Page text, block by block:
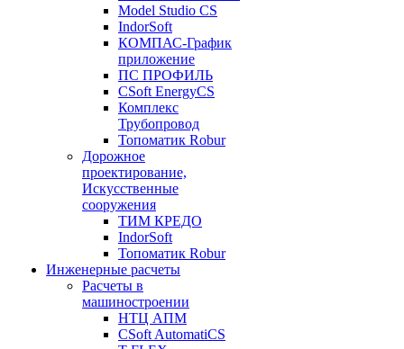
Model Studio CS
IndorSoft
КОМПАС-График
приложение
ПС ПРОФИЛЬ
CSoft EnergyCS
Комплекс
Трубопровод
Топоматик Robur
Дорожное
проектирование,
Искусственные
сооружения
ТИМ КРЕДО
IndorSoft
Топоматик Robur
Инженерные расчеты
Расчеты в
машиностроении
НТЦ АПМ
CSoft AutomatiCS